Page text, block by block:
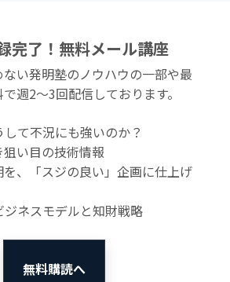
完了！無料メール講座
ない発明塾のノウハウの一部や最
週2〜3回配信しております。
して不況にも強いのか？
狙い目の技術情報
を、「スジの良い」企画に仕上げ
ジネスモデルと知財戦略
無料購読へ